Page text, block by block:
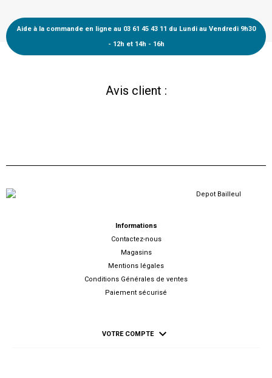
Aide à la commande en ligne au 03 61 45 43 11 du Lundi au Vendredi 9h30
- 12h et 14h - 16h
Avis client :
Informations
Contactez-nous
Magasins
Mentions légales
Conditions Générales de ventes
Paiement sécurisé
VOTRE COMPTE 